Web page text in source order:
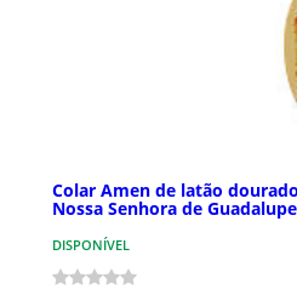
Colar Amen de latão
Nossa Senhora de Guadalupe
DISPONÍVEL